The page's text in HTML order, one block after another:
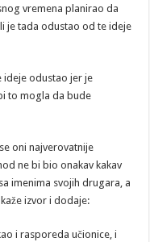
vremena planirao da
je tada odustao od te ideje
ideje odustao jer je
to mogla da bude
oni najverovatnije
ne bi bio onakav kakav
imenima svojih drugara, a
izvor i dodaje:
i rasporeda učionice, i